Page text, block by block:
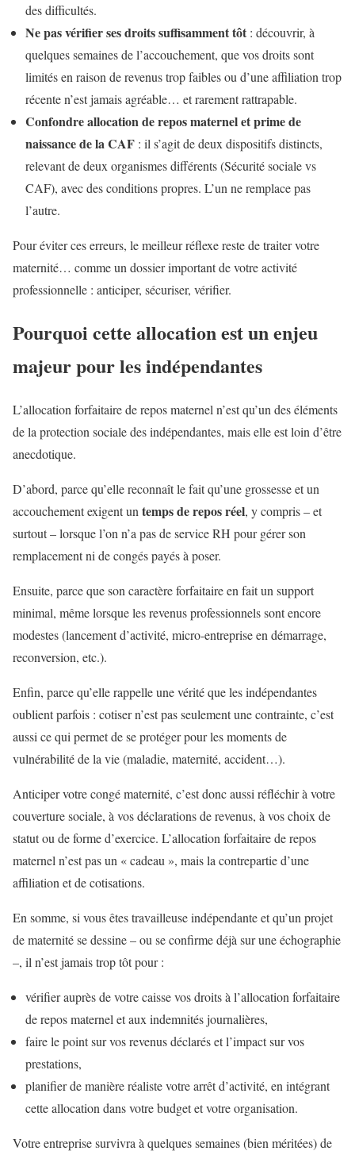
des difficultés.
Ne pas vérifier ses droits suffisamment tôt : découvrir, à
quelques semaines de l’accouchement, que vos droits sont
limités en raison de revenus trop faibles ou d’une affiliation trop
récente n’est jamais agréable… et rarement rattrapable.
Confondre allocation de repos maternel et prime de
naissance de la CAF : il s’agit de deux dispositifs distincts,
relevant de deux organismes différents (Sécurité sociale vs
CAF), avec des conditions propres. L’un ne remplace pas
l’autre.
Pour éviter ces erreurs, le meilleur réflexe reste de traiter votre
maternité… comme un dossier important de votre activité
professionnelle : anticiper, sécuriser, vérifier.
Pourquoi cette allocation est un enjeu
majeur pour les indépendantes
L’allocation forfaitaire de repos maternel n’est qu’un des éléments
de la protection sociale des indépendantes, mais elle est loin d’être
anecdotique.
D’abord, parce qu’elle reconnaît le fait qu’une grossesse et un
accouchement exigent untemps de repos réel, y compris – et
surtout – lorsque l’on n’a pas de service RH pour gérer son
remplacement ni de congés payés à poser.
Ensuite, parce que son caractère forfaitaire en fait un support
minimal, même lorsque les revenus professionnels sont encore
modestes (lancement d’activité, micro-entreprise en démarrage,
reconversion, etc.).
Enfin, parce qu’elle rappelle une vérité que les indépendantes
oublient parfois : cotiser n’est pas seulement une contrainte, c’est
aussi ce qui permet de se protéger pour les moments de
vulnérabilité de la vie (maladie, maternité, accident…).
Anticiper votre congé maternité, c’est donc aussi réfléchir à votre
couverture sociale, à vos déclarations de revenus, à vos choix de
statut ou de forme d’exercice. L’allocation forfaitaire de repos
maternel n’est pas un « cadeau », mais la contrepartie d’une
affiliation et de cotisations.
En somme, si vous êtes travailleuse indépendante et qu’un projet
de maternité se dessine – ou se confirme déjà sur une échographie
–, il n’est jamais trop tôt pour :
vérifier auprès de votre caisse vos droits à l’allocation forfaitaire
de repos maternel et aux indemnités journalières,
faire le point sur vos revenus déclarés et l’impact sur vos
prestations,
planifier de manière réaliste votre arrêt d’activité, en intégrant
cette allocation dans votre budget et votre organisation.
Votre entreprise survivra à quelques semaines (bien méritées) de